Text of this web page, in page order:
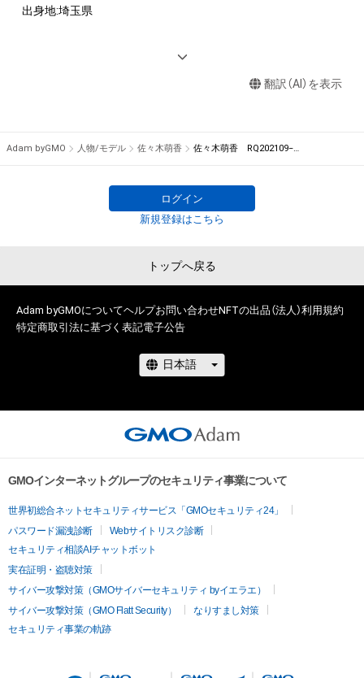
出身地:埼玉県
サンスポレースクイーンAWARD2021　準グランプリ
2021　SGT GT300　GAINER 『TonerS』レースクイーン
2nd  「もえもえキュン！」
翻訳（AI）を表示
Adam byGMO 人物/モデル 佐々木萌香 佐々木萌香 RQ202109−14
ログイン
新規登録はこちら
トップへ戻る
Adam byGMOについてヘルプお問い合わせNFTの出品（法人）利用規約
特定商取引法に基づく表記電子公告
GMOインターネットグループのセキュリティ事業について
世界初総合ネットセキュリティサービス「GMOセキュリティ24」
パスワード漏洩診断
Webサイトリスク診断
セキュリティ相談AIチャットボット
実在証明・盗聴対策
サイバー攻撃対策（GMOサイバーセキュリティ byイエラエ）
サイバー攻撃対策（GMO Flatt Security）
なりすまし対策
セキュリティ事業の軌跡